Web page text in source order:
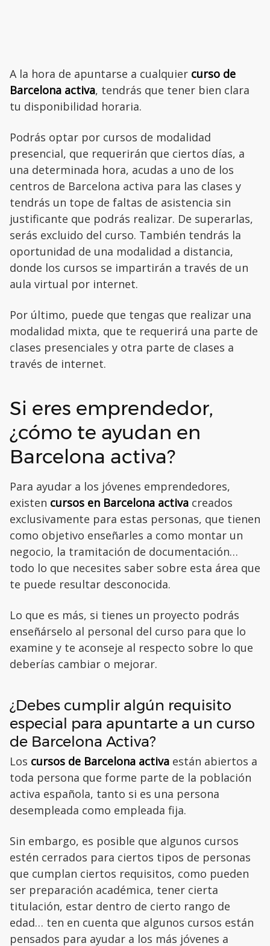
A la hora de apuntarse a cualquier curso de
Barcelona activa, tendrás que tener bien clara
tu disponibilidad horaria.
Podrás optar por cursos de modalidad
presencial, que requerirán que ciertos días, a
una determinada hora, acudas a uno de los
centros de Barcelona activa para las clases y
tendrás un tope de faltas de asistencia sin
justificante que podrás realizar. De superarlas,
serás excluido del curso. También tendrás la
oportunidad de una modalidad a distancia,
donde los cursos se impartirán a través de un
aula virtual por internet.
Por último, puede que tengas que realizar una
modalidad mixta, que te requerirá una parte de
clases presenciales y otra parte de clases a
través de internet.
Si eres emprendedor,
¿cómo te ayudan en
Barcelona activa?
Para ayudar a los jóvenes emprendedores,
existen cursos en Barcelona activa creados
exclusivamente para estas personas, que tienen
como objetivo enseñarles a como montar un
negocio, la tramitación de documentación…
todo lo que necesites saber sobre esta área que
te puede resultar desconocida.
Lo que es más, si tienes un proyecto podrás
enseñárselo al personal del curso para que lo
examine y te aconseje al respecto sobre lo que
deberías cambiar o mejorar.
¿Debes cumplir algún requisito
especial para apuntarte a un curso
de Barcelona Activa?
Los cursos de Barcelona activa están abiertos a
toda persona que forme parte de la población
activa española, tanto si es una persona
desempleada como empleada fija.
Sin embargo, es posible que algunos cursos
estén cerrados para ciertos tipos de personas
que cumplan ciertos requisitos, como pueden
ser preparación académica, tener cierta
titulación, estar dentro de cierto rango de
edad… ten en cuenta que algunos cursos están
pensados para ayudar a los más jóvenes a